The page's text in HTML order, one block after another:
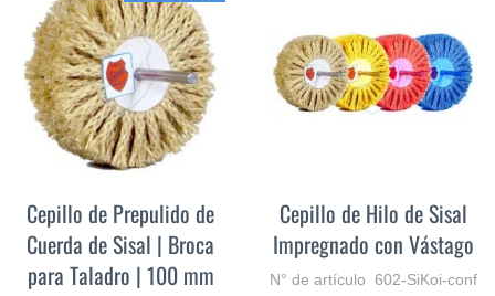
Cepillo de Prepulido de
Cuerda de Sisal | Broca
para Taladro | 100 mm
Cepillo de Hilo de Sisal
Impregnado con Vástago
N° de artículo 602-SiKoi-conf